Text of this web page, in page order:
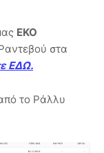
EKO
στα
ΕΔΩ.
το Ράλλυ